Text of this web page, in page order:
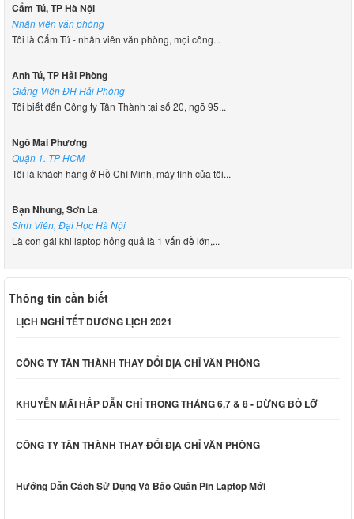
Cẩm Tú, TP Hà Nội
Nhân viên văn phòng
Tôi là Cẩm Tú - nhân viên văn phòng, mọi công...
Anh Tú, TP Hải Phòng
Giảng Viên ĐH Hải Phòng
Tôi biết đến Công ty Tân Thành tại số 20, ngõ 95...
Ngô Mai Phương
Quận 1. TP HCM
Tôi là khách hàng ở Hồ Chí Minh, máy tính của tôi...
Bạn Nhung, Sơn La
Sinh Viên, Đại Học Hà Nội
Là con gái khi laptop hỏng quả là 1 vấn đề lớn,...
Thông tin cần biết
LỊCH NGHỈ TẾT DƯƠNG LỊCH 2021
CÔNG TY TÂN THÀNH THAY ĐỔI ĐỊA CHỈ VĂN PHÒNG
KHUYỄN MÃI HẤP DẪN CHỈ TRONG THÁNG 6,7 & 8 - ĐỪNG BỎ LỠ
CÔNG TY TÂN THÀNH THAY ĐỔI ĐỊA CHỈ VĂN PHÒNG
Hướng Dẫn Cách Sử Dụng Và Bảo Quản Pin Laptop Mới